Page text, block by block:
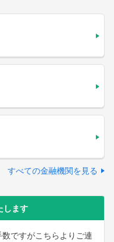
すべての金融機関を見る
します
ですがこちらよりご連